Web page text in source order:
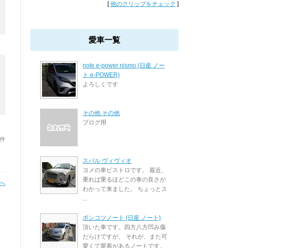
[他のクリップをチェック ]
愛車一覧
note e-power nismo (日産 ノー
ト e-POWER)
よろしくです
その他 その他
ブログ用
スバル ヴィヴィオ
ヨメの車ビストロです。 最近、
乗れば乗るほどこの車の良さが
わかって来ました。 ちょっとス
...
ポンコツノート (日産 ノート)
頂いた車です。四方八方凹み傷
だらけですが、 それが、また可
愛くて愛着があるノートです。